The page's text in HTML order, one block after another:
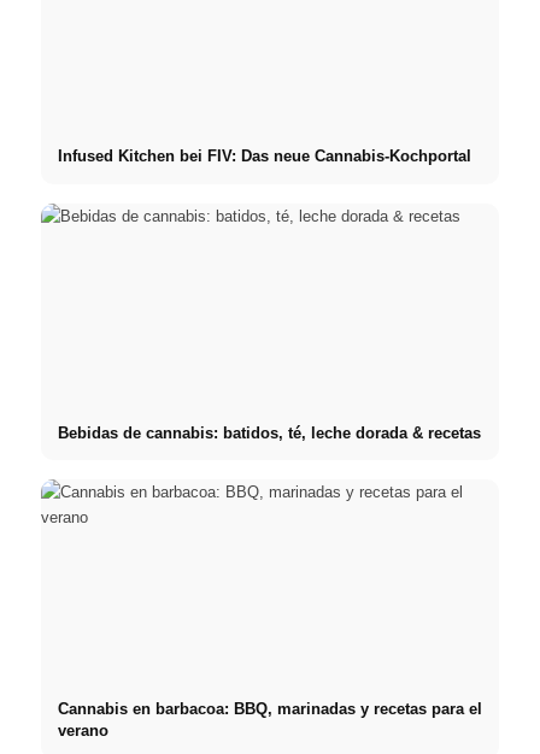
Infused Kitchen bei FIV: Das neue Cannabis-Kochportal
Bebidas de cannabis: batidos, té, leche dorada & recetas
Cannabis en barbacoa: BBQ, marinadas y recetas para el
verano